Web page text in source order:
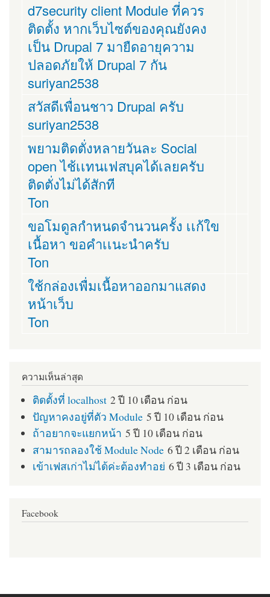
d7security client Module ที่ควร
ติดตั้ง หากเว็บไซต์ของคุณยังคง
เป็น Drupal 7 มายืดอายุความ
ปลอดภัยให้ Drupal 7 กัน
suriyan2538
สวัสดีเพื่อนชาว Drupal ครับ
suriyan2538
พยามติดตั่งหลายวันละ Social
open ไช้เเทนเฟสบุคได้เลยครับ
ติดตั่งไม่ได้สักที
Ton
ขอโมดูลกำหนดจำนวนครั้ง เเก้ใข
เนื้อหา ขอคำเเนะนำครับ
Ton
ใช้กล่องเพื่มเนื้อหาออกมาแสดง
หน้าเว็บ
Ton
ความเห็นล่าสุด
ติดตั้งที่ localhost 2 ปี 10 เดือน ก่อน
ปัญหาคงอยู่ที่ตัว Module 5 ปี 10 เดือน ก่อน
ถ้าอยากจะแยกหน้า 5 ปี 10 เดือน ก่อน
สามารถลองใช้ Module Node 6 ปี 2 เดือน ก่อน
เข้าเฟสเก่าไม่ได้ค่ะต้องทำอย่ 6 ปี 3 เดือน ก่อน
Facebook